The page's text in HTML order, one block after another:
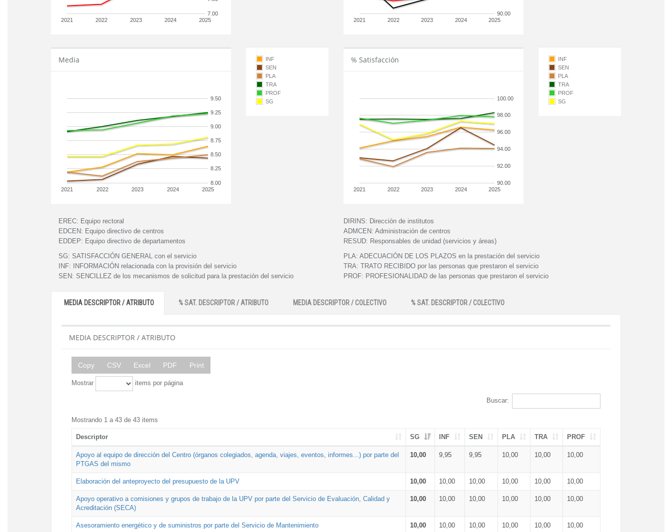
2021 2022 2023 2024 2025
7.00
2021 2022 2023 2024 2025
90.00
Media
2021 2022 2023 2024 2025
8.00
8.25
8.50
8.75
9.00
9.25
9.50
INF
SEN
PLA
TRA
PROF
SG
% Satisfacción
2021 2022 2023 2024 2025
90.00
92.00
94.00
96.00
98.00
100.00
INF
SEN
PLA
TRA
PROF
SG
EREC: Equipo rectoral
EDCEN: Equipo directivo de centros
EDDEP: Equipo directivo de departamentos
DIRINS: Dirección de institutos
ADMCEN: Administración de centros
RESUD: Responsables de unidad (servicios y áreas)
SG: SATISFACCIÓN GENERAL con el servicio
INF:
INFORMACIÓN relacionada con la provisión del servicio
SEN: SENCILLEZ de los mecanismos de solicitud para la prestación del servicio
PLA: ADECUACIÓN DE LOS PLAZOS en la prestación del servicio
TRA: TRATO RECIBIDO por las personas que prestaron el servicio
PROF: PROFESIONALIDAD de las personas que prestaron el servicio
MEDIA DESCRIPTOR / ATRIBUTO % SAT. DESCRIPTOR / ATRIBUTO MEDIA DESCRIPTOR / COLECTIVO % SAT. DESCRIPTOR / COLECTIVO
MEDIA DESCRIPTOR / ATRIBUTO
Copy CSV Excel PDF Print
Mostrar items por página
Buscar:
Mostrando 1 a 43 de 43 items
Descriptor SG INF SEN PLA TRA PROF
Apoyo al equipo de dirección del Centro (órganos colegiados, agenda, viajes, eventos, informes...) por parte del
PTGAS del mismo
10,00 9,95 9,95 10,00 10,00 10,00
Elaboración del anteproyecto del presupuesto de la UPV 10,00 10,00 10,00 10,00 10,00 10,00
Apoyo operativo a comisiones y grupos de trabajo de la UPV por parte del Servicio de Evaluación, Calidad y
Acreditación (SECA)
10,00 10,00 10,00 10,00 10,00 10,00
Asesoramiento energético y de suministros por parte del Servicio de Mantenimiento 10,00 10,00 10,00 10,00 10,00 10,00